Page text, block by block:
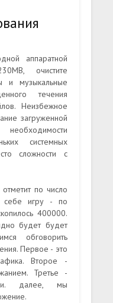
аппаратной
очистите
и музыкальные
течения
Неизбежное
загруженной
системных
сложности с
по число
себе игру - по
400000.
будет будет
обговорить
Первое - это
Второе -
Третье -
далее, мы